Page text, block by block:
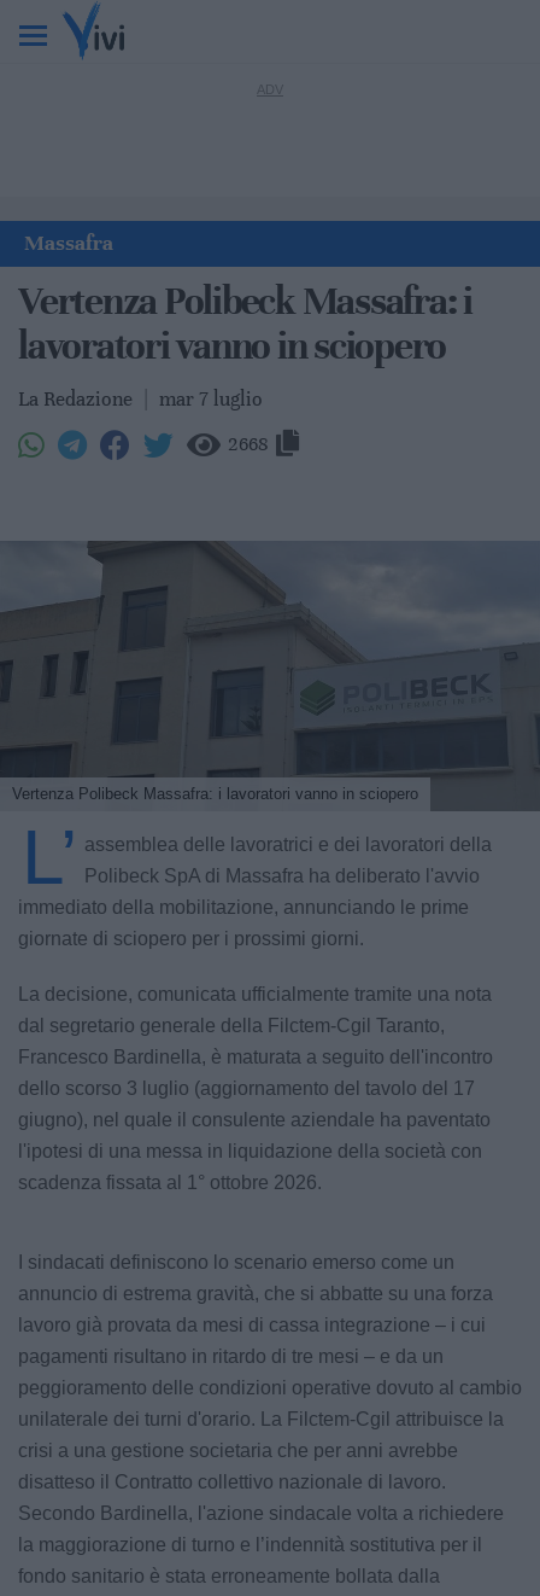
Massafra
Vertenza Polibeck Massafra: i
lavoratori vanno in sciopero
La Redazione mar 7 luglio
2668
Vertenza Polibeck Massafra: i lavoratori vanno in sciopero
L’
assemblea delle lavoratrici e dei lavoratori della
Polibeck SpA di Massafra ha deliberato l'avvio
immediato della mobilitazione, annunciando le prime
giornate di sciopero per i prossimi giorni.
La decisione, comunicata ufficialmente tramite una nota
dal segretario generale della Filctem-Cgil Taranto,
Francesco Bardinella, è maturata a seguito dell'incontro
dello scorso 3 luglio (aggiornamento del tavolo del 17
giugno), nel quale il consulente aziendale ha paventato
l'ipotesi di una messa in liquidazione della società con
scadenza fissata al 1° ottobre 2026.
I sindacati definiscono lo scenario emerso come un
annuncio di estrema gravità, che si abbatte su una forza
lavoro già provata da mesi di cassa integrazione – i cui
pagamenti risultano in ritardo di tre mesi – e da un
peggioramento delle condizioni operative dovuto al cambio
unilaterale dei turni d'orario. La Filctem-Cgil attribuisce la
crisi a una gestione societaria che per anni avrebbe
disatteso il Contratto collettivo nazionale di lavoro.
Secondo Bardinella, l'azione sindacale volta a richiedere
la maggiorazione di turno e l’indennità sostitutiva per il
fondo sanitario è stata erroneamente bollata dalla